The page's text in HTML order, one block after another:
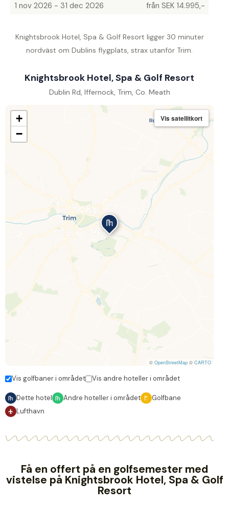
1 nov 2026 - 31 dec 2026 från SEK 14.995,-
Knightsbrook Hotel, Spa & Golf Resort ligger 30 minuter
nordväst om Dublins flygplats, strax utanför Trim.
Knightsbrook Hotel, Spa & Golf Resort
Dublin Rd, Iffernock, Trim, Co. Meath
+
−
Vis satellitkort
© OpenStreetMap © CARTO
Vis golfbaner i området Vis andre hoteller i området
Dette hotel Andre hoteller i området
Golfbane
Lufthavn
Få en offert på en golfsemester med
vistelse på Knightsbrook Hotel, Spa & Golf
Resort